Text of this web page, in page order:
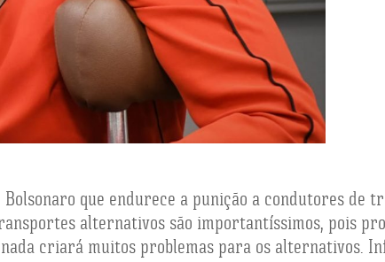
que endurece a punição a condutores de
alternativos são importantíssimos, pois
criará muitos problemas para os alternativos.